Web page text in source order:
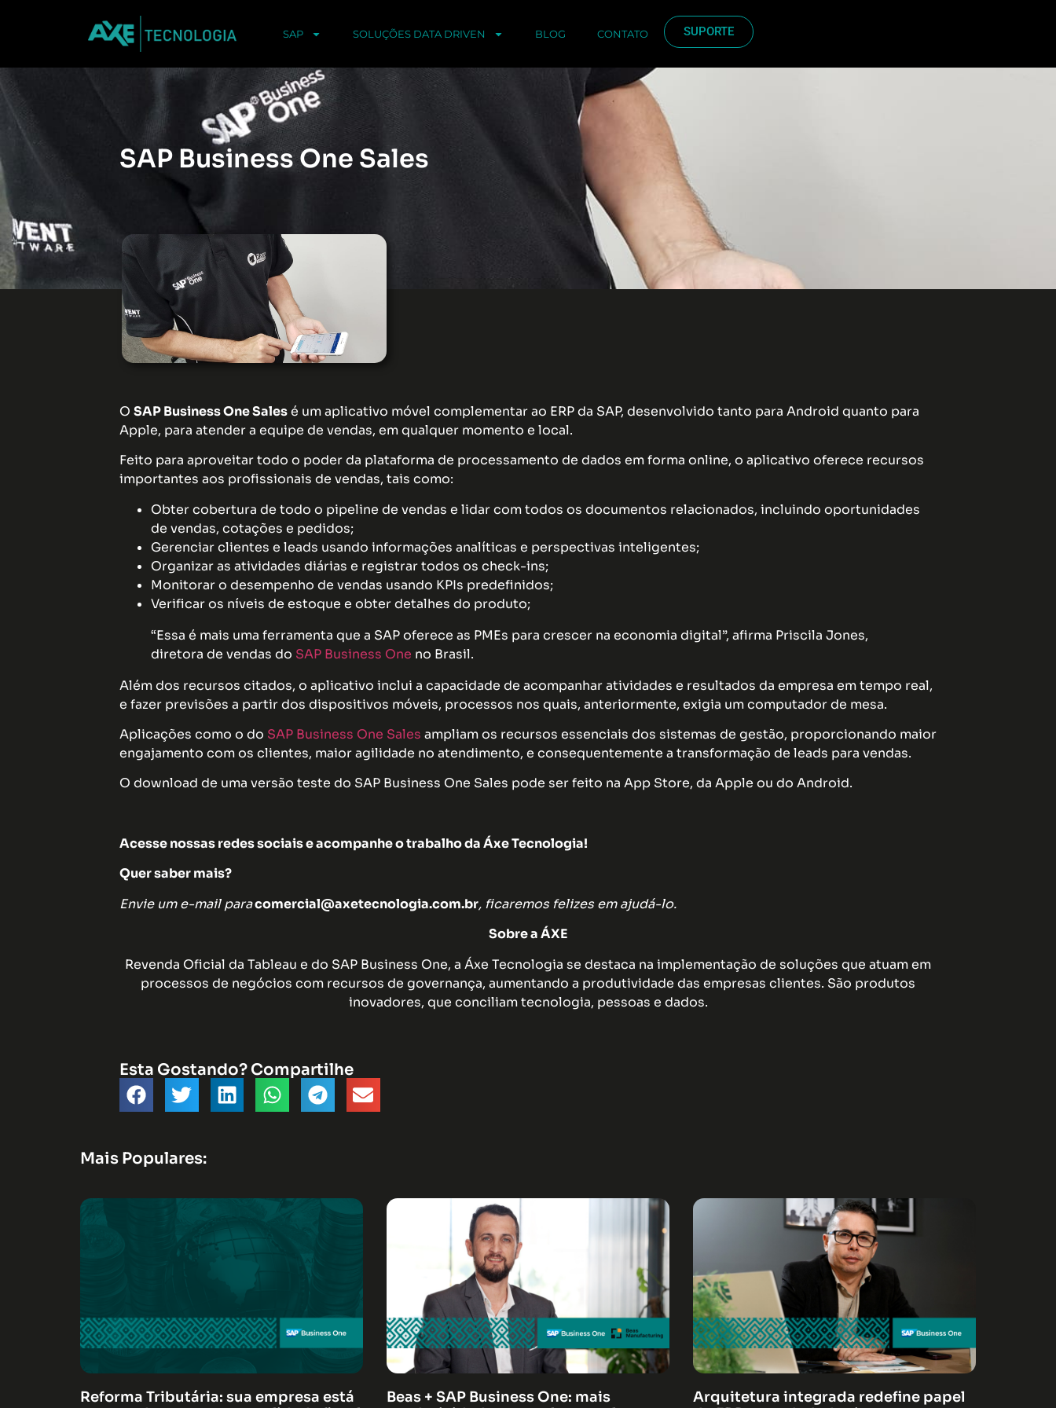
SAP SOLUÇÕES DATA DRIVEN BLOG CONTATO SUPORTE
SAP Business One Sales
O SAP Business One Salesé um aplicativo móvel complementar ao ERP da SAP, desenvolvido tanto para Android quanto para
Apple, para atender a equipe de vendas, em qualquer momento e local.
Feito para aproveitar todo o poder da plataforma de processamento de dados em forma online, o aplicativo oferece recursos
importantes aos profissionais de vendas, tais como:
Obter cobertura de todo o pipeline de vendas e lidar com todos os documentos relacionados, incluindo oportunidades
de vendas, cotações e pedidos;
Gerenciar clientes e leads usando informações analíticas e perspectivas inteligentes;
Organizar as atividades diárias e registrar todos os check-ins;
Monitorar o desempenho de vendas usando KPIs predefinidos;
Verificar os níveis de estoque e obter detalhes do produto;
“Essa é mais uma ferramenta que a SAP oferece as PMEs para crescer na economia digital”, afirma Priscila Jones,
diretora de vendas do SAP Business One no Brasil.
Além dos recursos citados, o aplicativo inclui a capacidade de acompanhar atividades e resultados da empresa em tempo real,
e fazer previsões a partir dos dispositivos móveis, processos nos quais, anteriormente, exigia um computador de mesa.
Aplicações como o do SAP Business One Sales ampliam os recursos essenciais dos sistemas de gestão, proporcionando maior
engajamento com os clientes, maior agilidade no atendimento, e consequentemente a transformação de leads para vendas.
O download de uma versão teste do SAP Business One Sales pode ser feito na App Store, da Apple ou do Android.
Acesse nossas redes sociais e acompanhe o trabalho da Áxe Tecnologia!
Quer saber mais?
Envie um e-mail paracomercial@axetecnologia.com.br, ficaremos felizes em ajudá-lo.
Sobre a ÁXE
Revenda Oficial da Tableau e do SAP Business One, a Áxe Tecnologia se destaca na implementação de soluções que atuam em
processos de negócios com recursos de governança, aumentando a produtividade das empresas clientes. São produtos
inovadores, que conciliam tecnologia, pessoas e dados.
Esta Gostando? Compartilhe
Mais Populares:
Reforma Tributária: sua empresa está
Beas + SAP Business One: mais
Arquitetura integrada redefine papel